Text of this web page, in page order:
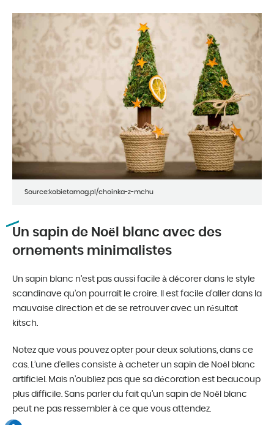
Source:kobietamag.pl/choinka-z-mchu
Un sapin de Noël blanc avec des
ornements minimalistes
Un sapin blanc n’est pas aussi facile à décorer dans le style
scandinave qu’on pourrait le croire. Il est facile d’aller dans la
mauvaise direction et de se retrouver avec un résultat
kitsch.
Notez que vous pouvez opter pour deux solutions, dans ce
cas. L’une d’elles consiste à acheter un sapin de Noël blanc
artificiel. Mais n’oubliez pas que sa décoration est beaucoup
plus difficile. Sans parler du fait qu’un sapin de Noël blanc
peut ne pas ressembler à ce que vous attendez.